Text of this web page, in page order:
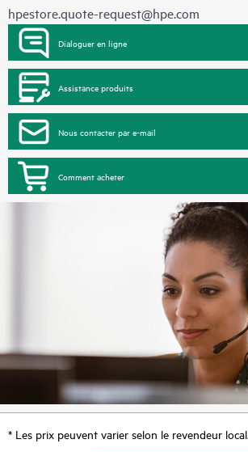
hpestore.quote-request@hpe.com
Dialoguer en ligne
Assistance produits
Nous contacter par e-mail
Comment acheter
* Les prix peuvent varier selon le revendeur local.